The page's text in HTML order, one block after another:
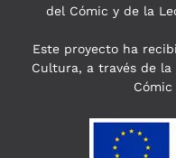
del Cómic y de la
Este proyecto ha
Cultura, a través de